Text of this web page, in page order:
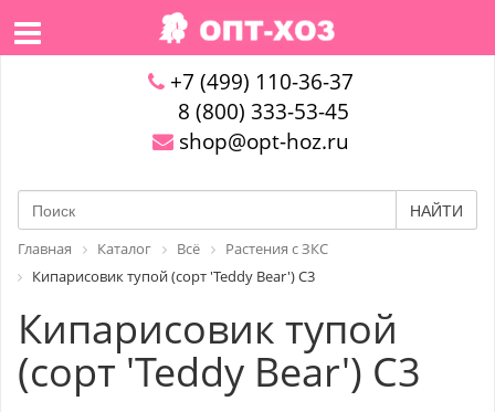
+7 (499) 110-36-37
8 (800) 333-53-45
shop@opt-hoz.ru
НАЙТИ
Главная Каталог Всё
Растения с ЗКС
Кипарисовик тупой (сорт 'Teddy Bear') С3
Кипарисовик тупой
(сорт 'Teddy Bear') С3